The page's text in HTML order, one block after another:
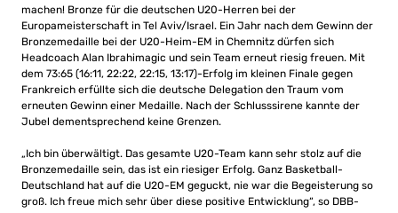
machen! Bronze für die deutschen U20-Herren bei der
Europameisterschaft in Tel Aviv/Israel. Ein Jahr nach dem Gewinn der
Bronzemedaille bei der U20-Heim-EM in Chemnitz dürfen sich
Headcoach Alan Ibrahimagic und sein Team erneut riesig freuen. Mit
dem 73:65 (16:11, 22:22, 22:15, 13:17)-Erfolg im kleinen Finale gegen
Frankreich erfüllte sich die deutsche Delegation den Traum vom
erneuten Gewinn einer Medaille. Nach der Schlusssirene kannte der
Jubel dementsprechend keine Grenzen.
„Ich bin überwältigt. Das gesamte U20-Team kann sehr stolz auf die
Bronzemedaille sein, das ist ein riesiger Erfolg. Ganz Basketball-
Deutschland hat auf die U20-EM geguckt, nie war die Begeisterung so
groß. Ich freue mich sehr über diese positive Entwicklung“, so DBB-